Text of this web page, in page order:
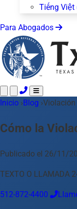
Tiếng Việt
Para Abogados
Llame 24/7 ·512-
Áreas de
Acerca de
Para Abogados
English
Inicio ›Blog ›Violación
Cómo la
Publicado el 26/11/
TEXTO O LLAMADA
512-872-4400